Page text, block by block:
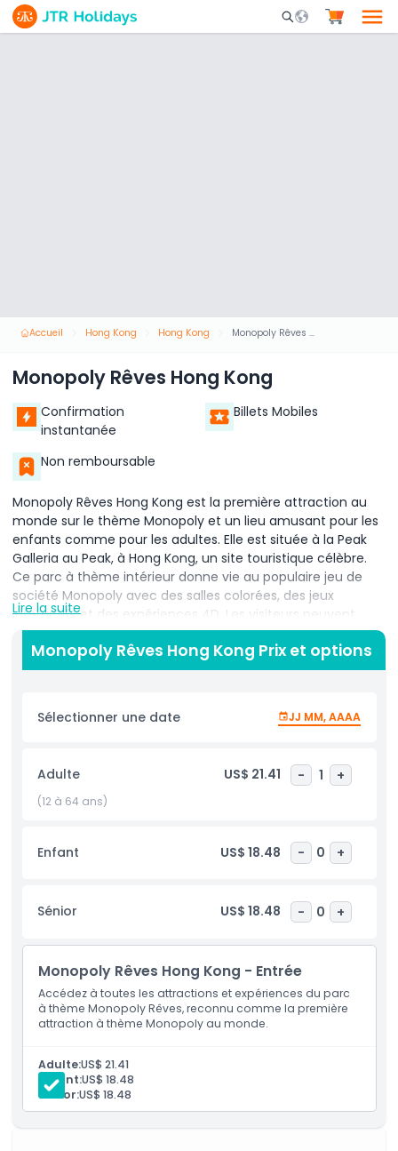
Mobile Search
Accueil Hong Kong Hong Kong Monopoly Rêves Hong Kong
Monopoly Rêves Hong Kong
Confirmation
instantanée
Billets Mobiles
Non remboursable
Monopoly Rêves Hong Kong est la première attraction au
monde sur le thème Monopoly et un lieu amusant pour les
enfants comme pour les adultes. Elle est située à la Peak
Galleria au Peak, à Hong Kong, un site touristique célèbre.
Ce parc à thème intérieur donne vie au populaire jeu de
société Monopoly avec des salles colorées, des jeux
interactifs et des expériences 4D. Les visiteurs peuvent
explorer la résidence secrète de Monsieur Monopoly,
gagner de l'argent factice dans la Salle des Banques et
même faire tourner le Plateau de la Fortune pour des
d'activités excitantes qui vous font sentir comme si vous
étiez à l'intérieur du véritable monde Monopoly. Beaucoup
profiter d'une attraction amusante et conviviale, idéale
pour les touristes. L'attraction combine la visite de Hong
Kong avec le divertissement, en faisant un excellent choix
d'unique. Vous pouvez aussi acheter des articles Monopoly
exclusifs à la boutique de souvenirs pour vous souvenir de
incontournable pour quiconque recherche les meilleurs
Points forts
Politique enfant/adulte
Lire la suite
Monopoly Rêves Hong Kong Prix et options
Sélectionner une date JJ MM, AAAA
Adulte US$ 21.41 - 1 +
(12 à 64 ans)
Enfant US$ 18.48 - 0 +
Sénior US$ 18.48 - 0 +
Monopoly Rêves Hong Kong - Entrée
Accédez à toutes les attractions et expériences du parc
à thème Monopoly Rêves, reconnu comme la première
attraction à thème Monopoly au monde.
Adulte:US$ 21.41
Enfant:US$ 18.48
Sénior:US$ 18.48